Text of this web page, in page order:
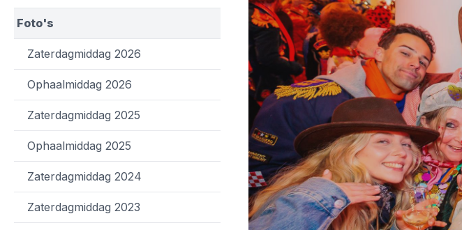
Foto's
Zaterdagmiddag 2026
Ophaalmiddag 2026
Zaterdagmiddag 2025
Ophaalmiddag 2025
Zaterdagmiddag 2024
Zaterdagmiddag 2023